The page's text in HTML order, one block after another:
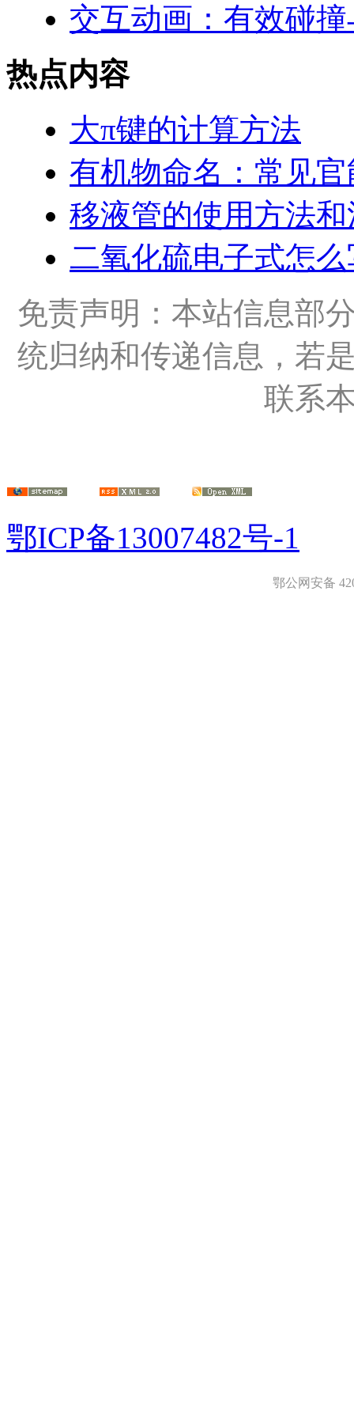
交互动画：有效碰
热点内容
大π键的计算方法
有机物命名：常见
移液管的使用方法
二氧化硫电子式怎
免责声明：本站信息部
统归纳和传递信息，若
联系
鄂ICP备13007482号-1
鄂公网安备